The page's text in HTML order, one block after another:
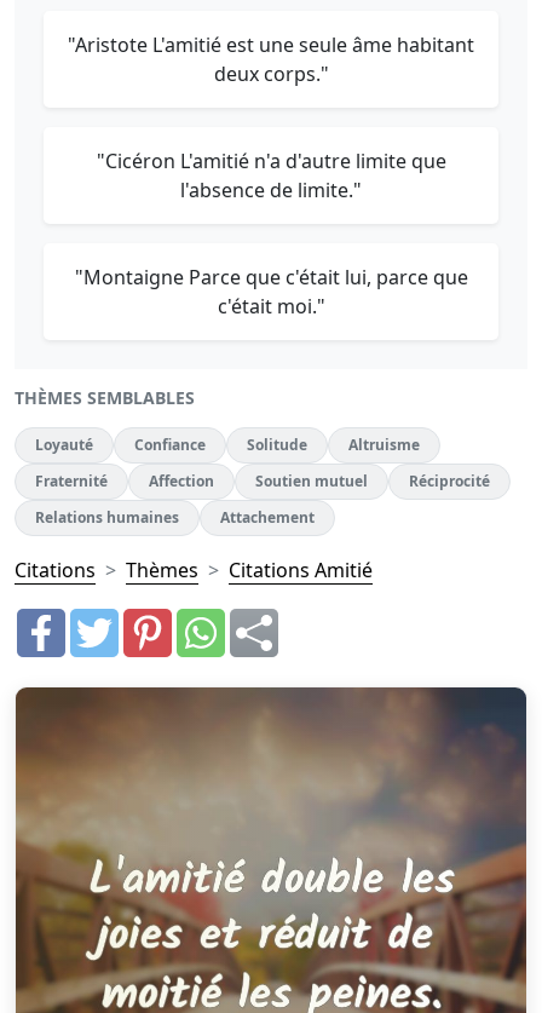
"Aristote L'amitié est une seule âme habitant
deux corps."
"Cicéron L'amitié n'a d'autre limite que
l'absence de limite."
"Montaigne Parce que c'était lui, parce que
c'était moi."
THÈMES SEMBLABLES
Loyauté Confiance Solitude
Altruisme
Fraternité
Affection Soutien mutuel
Réciprocité
Relations humaines
Attachement
Citations Thèmes Citations Amitié